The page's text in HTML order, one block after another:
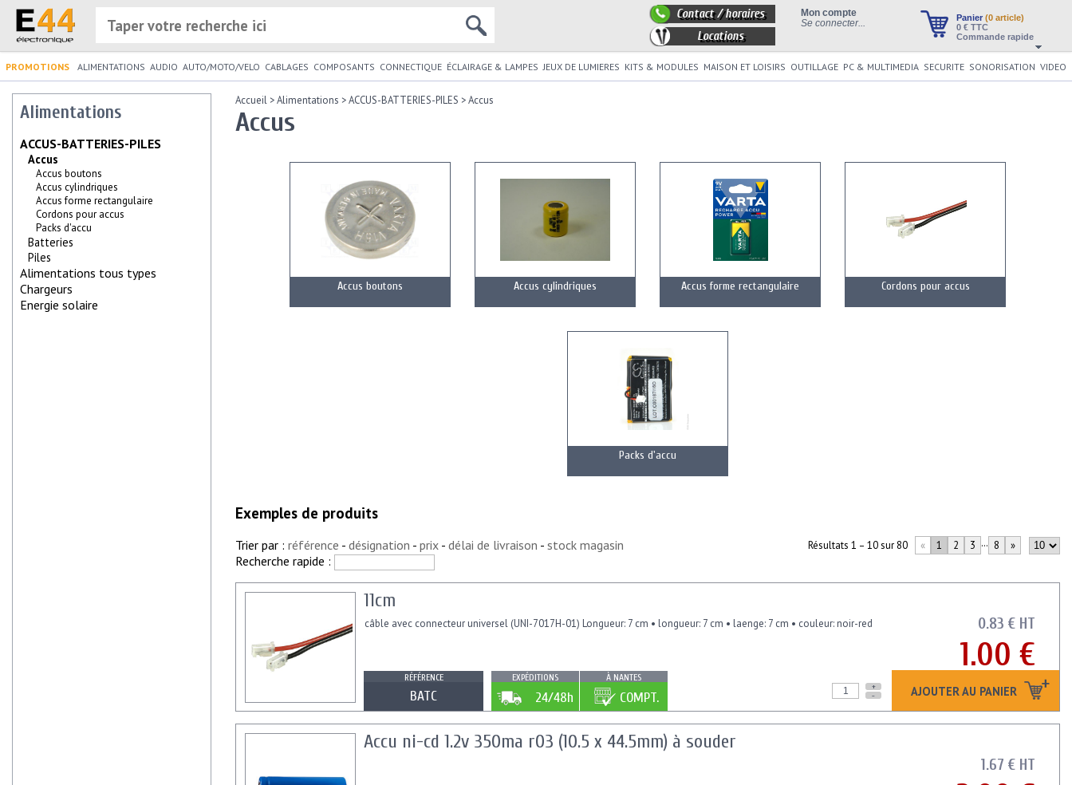
Panier (0 article)
0 € TTC
Commande rapide
Mon compte
Se connecter...
Contact / horaires
Locations
PROMOTIONS ALIMENTATIONS AUDIO AUTO/MOTO/VELO CABLAGES COMPOSANTS CONNECTIQUE ÉCLAIRAGE & LAMPES JEUX DE LUMIERES KITS & MODULES MAISON ET LOISIRS OUTILLAGE PC & MULTIMEDIA SECURITE SONORISATION VIDEO
Alimentations
ACCUS-BATTERIES-PILES
Accus
Accus boutons
Accus cylindriques
Accus forme rectangulaire
Cordons pour accus
Packs d'accu
Batteries
Piles
Alimentations tous types
Chargeurs
Energie solaire
Accueil >Alimentations >ACCUS-BATTERIES-PILES >Accus
Accus
Accus boutons Accus cylindriques Accus forme rectangulaire Cordons pour accus
Packs d'accu
Exemples de produits
Résultats 1 – 10 sur 80 « 1 2 3 ··· 8 »
Trier par : référence - désignation - prix - délai de livraison - stock magasin
Recherche rapide :
0.83 € HT
1.00 €
AJOUTER AU PANIER
11cm
câble avec connecteur universel (UNI-7017H-01) Longueur: 7 cm • longueur: 7 cm • laenge: 7 cm • couleur: noir-red
RÉFÉRENCE
BATC
EXPÉDITIONS
24/48h
À NANTES
COMPT.
+
-
1.67 € HT
Accu ni-cd 1.2v 350ma r03 (10.5 x 44.5mm) à souder